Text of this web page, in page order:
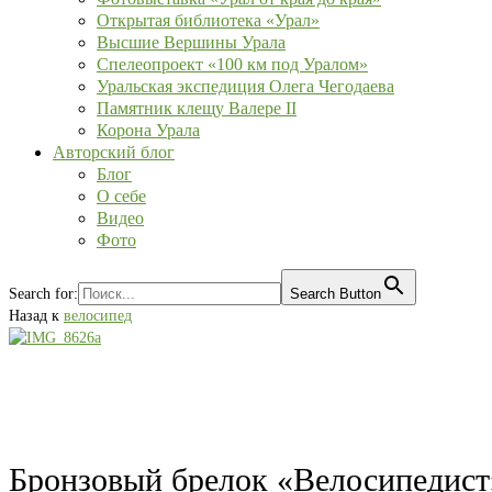
Открытая библиотека «Урал»
Высшие Вершины Урала
Спелеопроект «100 км под Уралом»
Уральская экспедиция Олега Чегодаева
Памятник клещу Валере II
Корона Урала
Авторский блог
Блог
О себе
Видео
Фото
Search for:
Search Button
Назад к велосипед
Бронзовый брелок